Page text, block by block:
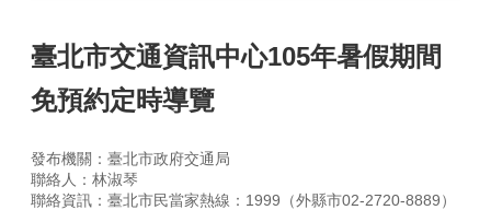
臺北市交通資訊中心105年暑假期間
免預約定時導覽
發布機關：臺北市政府交通局
聯絡人：林淑琴
聯絡資訊：臺北市民當家熱線：1999（外縣市02-2720-8889）